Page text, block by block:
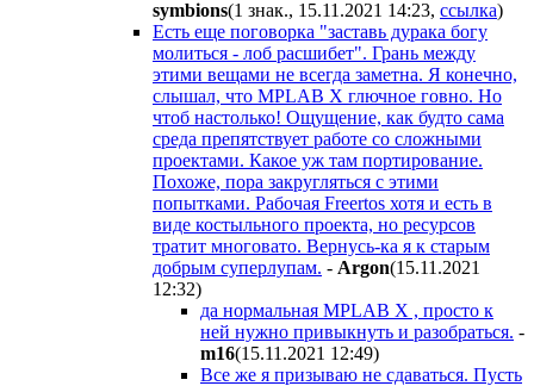
symbions(1 знак., 15.11.2021 14:23, ссылка)
Есть еще поговорка "заставь дурака богу
молиться - лоб расшибет". Грань между
этими вещами не всегда заметна. Я конечно,
слышал, что MPLAB X глючное говно. Но
чтоб настолько! Ощущение, как будто сама
среда препятствует работе со сложными
проектами. Какое уж там портирование.
Похоже, пора закругляться с этими
попытками. Рабочая Freertos хотя и есть в
виде костыльного проекта, но ресурсов
тратит многовато. Вернусь-ка я к старым
добрым суперлупам. - Argon(15.11.2021
12:32)
да нормальная MPLAB X , просто к
ней нужно привыкнуть и разобраться. -
m16(15.11.2021 12:49)
Все же я призываю не сдаваться. Пусть